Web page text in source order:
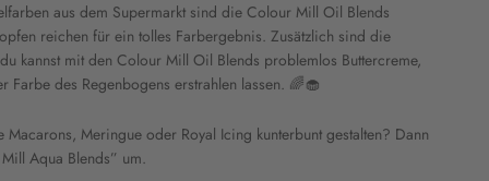
aus dem Supermarkt sind die Colour Mill Oil Blends
reichen für ein tolles Farbergebnis. Zusätzlich sind die
kannst mit den Colour Mill Oil Blends problemlos Buttercreme,
Farbe des Regenbogens erstrahlen lassen. 🌈🧁
Meringue oder Royal Icing kunterbunt gestalten? Dann
Aqua Blends” um.